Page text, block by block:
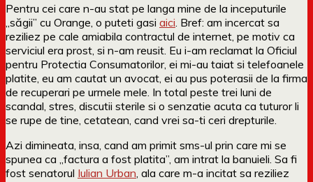
Pentru cei care n-au stat pe langa mine de la inceputurile
„săgii” cu Orange, o puteti gasi aici . Bref: am incercat sa
reziliez pe cale amiabila contractul de internet, pe motiv ca
serviciul era prost, si n-am reusit. Eu i-am reclamat la Oficiul
pentru Protectia Consumatorilor, ei mi-au taiat si telefoanele
platite, eu am cautat un avocat, ei au pus poterasii de la firma
de recuperari pe urmele mele. In total peste trei luni de
scandal, stres, discutii sterile si o senzatie acuta ca tuturor li
se rupe de tine, cetatean, cand vrei sa-ti ceri drepturile.
Azi dimineata, insa, cand am primit sms-ul prin care mi se
spunea ca „factura a fost platita”, am intrat la banuieli. Sa fi
fost senatorul Iulian Urban , ala care m-a incitat sa reziliez